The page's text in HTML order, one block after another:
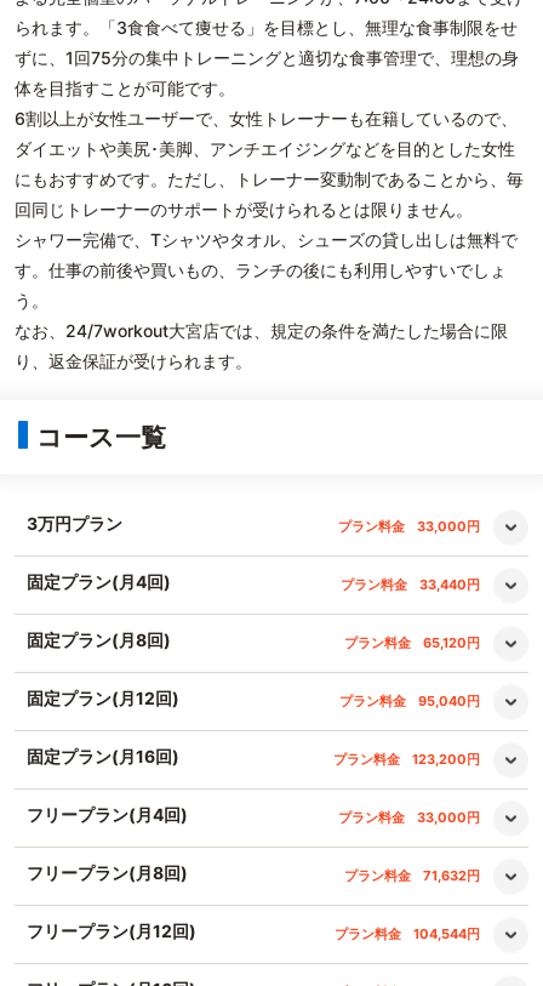
られます。「3食食べて痩せる」を目標とし、無理な食事制限をせ
ずに、1回75分の集中トレーニングと適切な食事管理で、理想の身
体を目指すことが可能です。
6割以上が女性ユーザーで、女性トレーナーも在籍しているので、
ダイエットや美尻･美脚、アンチエイジングなどを目的とした女性
にもおすすめです。ただし、トレーナー変動制であることから、毎
回同じトレーナーのサポートが受けられるとは限りません。
シャワー完備で、Tシャツやタオル、シューズの貸し出しは無料で
す。仕事の前後や買いもの、ランチの後にも利用しやすいでしょ
う。
なお、24/7workout大宮店では、規定の条件を満たした場合に限
り、返金保証が受けられます。
コース一覧
3万円プラン プラン料金 33,000円
固定プラン(月4回) プラン料金 33,440円
固定プラン(月8回) プラン料金 65,120円
固定プラン(月12回) プラン料金 95,040円
固定プラン(月16回) プラン料金 123,200円
フリープラン(月4回) プラン料金 33,000円
フリープラン(月8回) プラン料金 71,632円
フリープラン(月12回) プラン料金 104,544円